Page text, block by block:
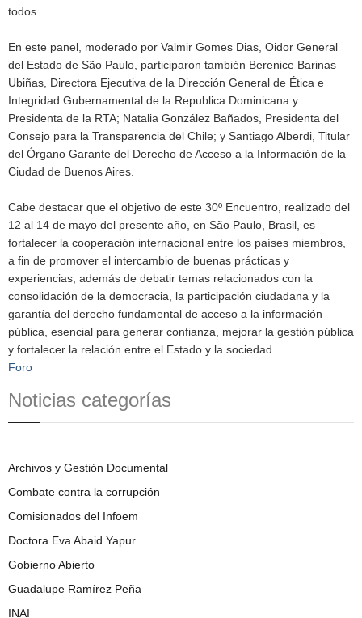
todos.
En este panel, moderado por Valmir Gomes Dias, Oidor General
del Estado de São Paulo, participaron también Berenice Barinas
Ubiñas, Directora Ejecutiva de la Dirección General de Ética e
Integridad Gubernamental de la Republica Dominicana y
Presidenta de la RTA; Natalia González Bañados, Presidenta del
Consejo para la Transparencia del Chile; y Santiago Alberdi, Titular
del Órgano Garante del Derecho de Acceso a la Información de la
Ciudad de Buenos Aires.
Cabe destacar que el objetivo de este 30º Encuentro, realizado del
12 al 14 de mayo del presente año, en São Paulo, Brasil, es
fortalecer la cooperación internacional entre los países miembros,
a fin de promover el intercambio de buenas prácticas y
experiencias, además de debatir temas relacionados con la
consolidación de la democracia, la participación ciudadana y la
garantía del derecho fundamental de acceso a la información
pública, esencial para generar confianza, mejorar la gestión pública
y fortalecer la relación entre el Estado y la sociedad.
Foro
Noticias categorías
Archivos y Gestión Documental
Combate contra la corrupción
Comisionados del Infoem
Doctora Eva Abaid Yapur
Gobierno Abierto
Guadalupe Ramírez Peña
INAI